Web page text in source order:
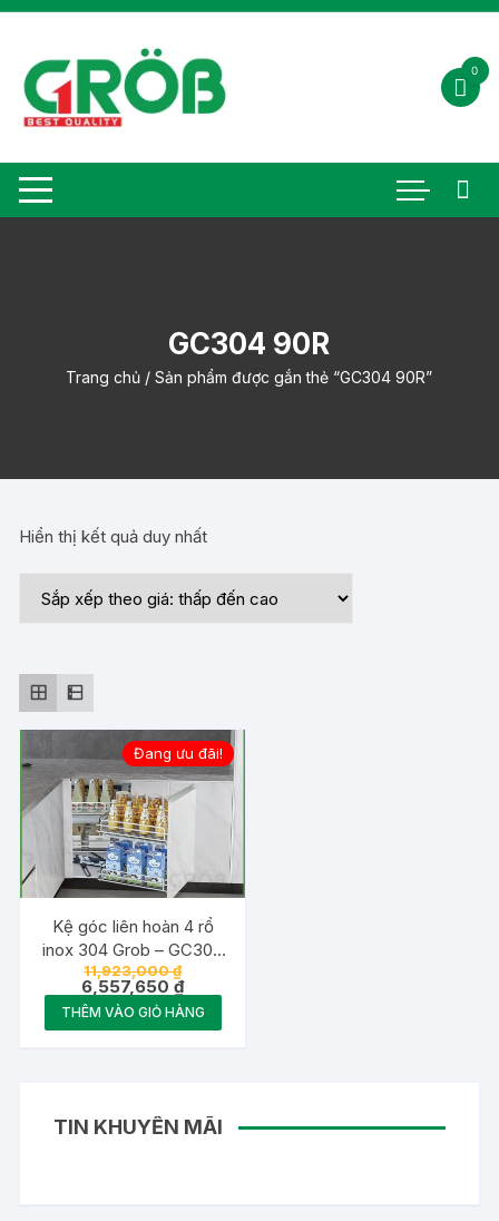
Chuyển
dung
0
GC304 90R
Trang chủ / Sản phẩm được gắn thẻ “GC304 90R”
Hiển thị kết quả duy nhất
Đang ưu đãi!
Kệ góc liên hoàn 4 rổ
inox 304 Grob – GC304
90R
11,923,000₫Giá
gốc
là:
11,923,000 ₫.
6,557,650₫Giá
hiện
tại
là:
THÊM VÀO GIỎ HÀNG
TIN KHUYẾN MÃI